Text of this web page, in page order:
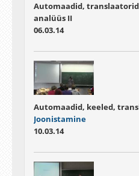
Automaadid,
analüüs II
06.03.14
Automaadid, keeled,
Joonistamine
10.03.14